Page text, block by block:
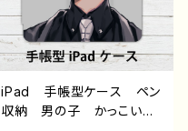
ン グッズ タイトル：黒野
京 デザイン59 作：黒野京
iPad 手帳型ケース ペン
収納 男の子 かっこい